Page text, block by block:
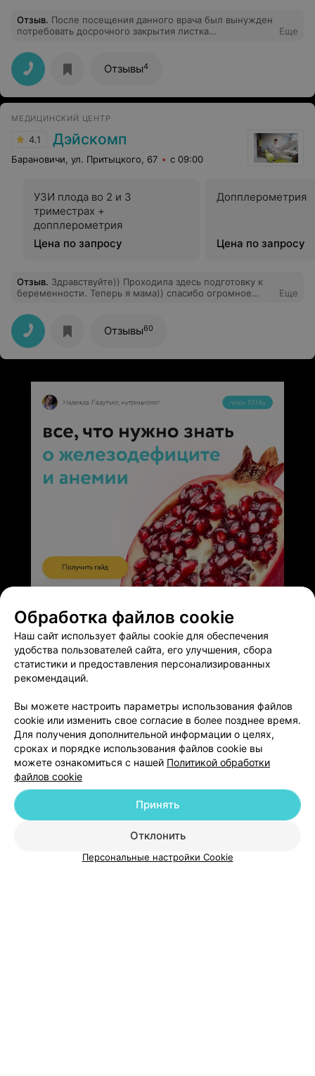
Отзыв. После посещения данного врача был вынужден
потребовать досрочного закрытия листка
закрыт на вторые сутки) по причине хамского, грубого
и неуважительного отношения к пациенту. С первого
приема и врач, и медсестра вели себя непонятно и
грубо (время операции назначили на 8.30, но
фактически указали в направлении явку в 11.30, явился
прием был аналогичный, ни разу не приняли в
установленное время), в то же время на повышенных
тонах вели все приемы. Такое же грубое отношение
было и к другим пациентам. Также удивлен списком
необходимого для проведения процедуры
может покрыть данные расходы?
Еще
Отзывы4
МЕДИЦИНСКИЙ ЦЕНТР
4.1 Дэйскомп
Барановичи, ул. Притыцкого, 67 с 09:00
УЗИ плода во 2 и 3
триместрах +
допплерометрия
Цена по запросу
Допплерометрия
Цена по запросу
Отзыв. Здравствуйте)) Проходила здесь подготовку к
беременности. Теперь я мама)) спасибо огромное
узи приглашали мужа в кабинет) Валерия М.
Еще
Отзывы60
Добавить специалиста
Медицинский маркетинг
Публичный договор
Пользовательское соглашение
Способы оплаты
Обработка файлов cookie
Наш сайт использует файлы cookie для обеспечения
удобства пользователей сайта, его улучшения, сбора
статистики и предоставления персонализированных
рекомендаций.
Вы можете настроить параметры использования файлов
cookie или изменить свое согласие в более позднее время.
Для получения дополнительной информации о целях,
сроках и порядке использования файлов cookie вы
можете ознакомиться с нашей Политикой обработки
файлов cookie
Отклонить
Принять
Персональные настройки Cookie